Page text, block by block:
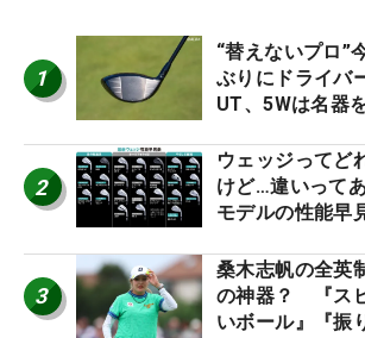
1
“替えないプロ”
ぶりにドライバ
UT、5Wは名
2
ウェッジってど
けど…違いって
モデルの性能早
3
桑木志帆の全英
の神器？ 『ス
いボール』『振